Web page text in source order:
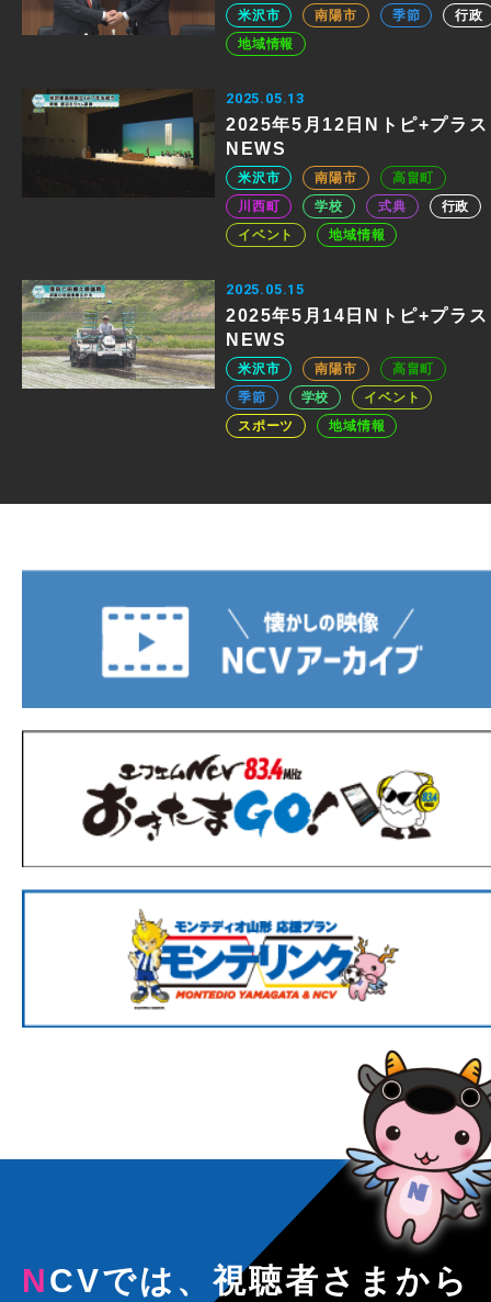
米沢市 南陽市 季節
行政
地域情報
2025.05.13
2025年5月12日Nトピ+プラス
NEWS
米沢市 南陽市
高畠町
川西町
学校 式典
行政
イベント
地域情報
2025.05.15
2025年5月14日Nトピ+プラス
NEWS
米沢市 南陽市
高畠町
季節
学校
イベント
スポーツ
地域情報
NCVでは、視聴者さまから